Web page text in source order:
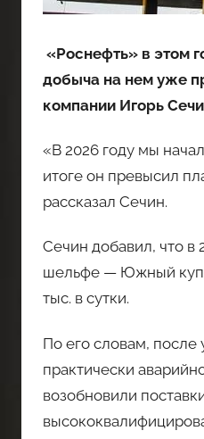
«Роснефть» в этом
добыча на нем уже
компании Игорь
«В 2026 году мы
итоге он превысил
рассказал Сечин.
Сечин добавил, что в
шельфе — Южный
тыс. в сутки.
По его словам, после
практически
возобновили